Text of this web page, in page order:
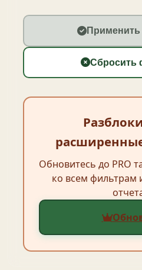
Сбросить
Обновитесь до PRO
ко всем фильтрам